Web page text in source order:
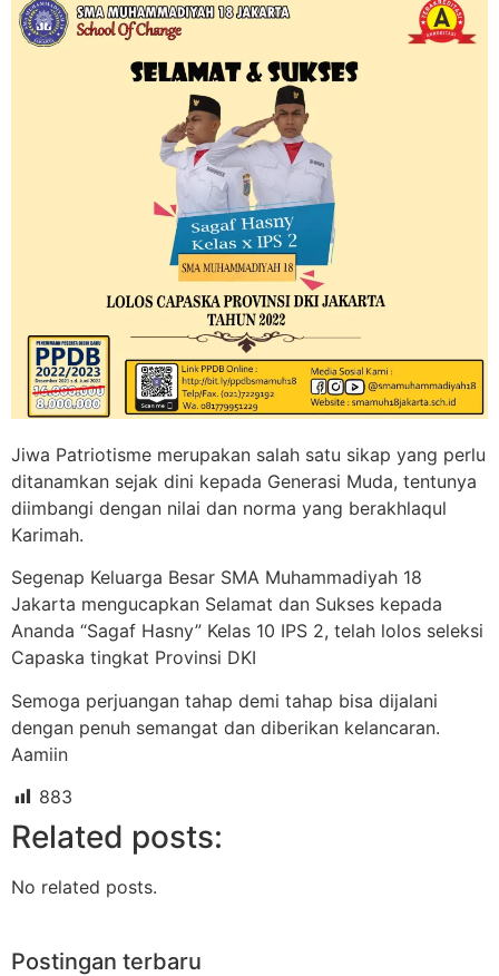
Jiwa Patriotisme merupakan salah satu sikap yang perlu
ditanamkan sejak dini kepada Generasi Muda, tentunya
diimbangi dengan nilai dan norma yang berakhlaqul
Karimah.
Segenap Keluarga Besar SMA Muhammadiyah 18
Jakarta mengucapkan Selamat dan Sukses kepada
Ananda “Sagaf Hasny” Kelas 10 IPS 2, telah lolos seleksi
Capaska tingkat Provinsi DKI
Semoga perjuangan tahap demi tahap bisa dijalani
dengan penuh semangat dan diberikan kelancaran.
Aamiin
883
Related posts:
No related posts.
Postingan terbaru